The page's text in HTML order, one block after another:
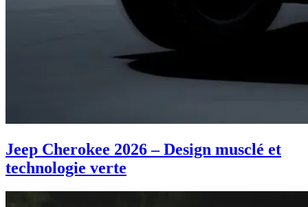
Jeep Cherokee 2026 – Design musclé et
technologie verte